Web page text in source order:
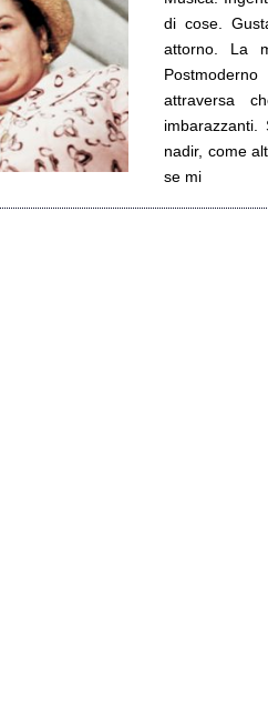
di cose.
attorno. La
attraversa
nadir, come
se mi